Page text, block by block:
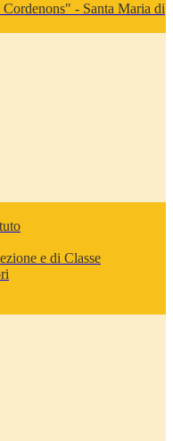
Cordenons" - Santa Maria di
e di Classe